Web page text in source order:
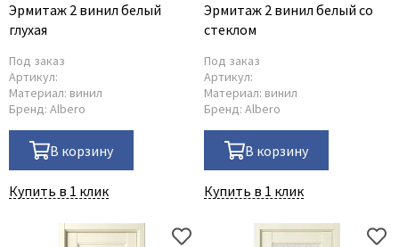
Эрмитаж 2 винил белый
глухая
Под заказ
Артикул:
Материал: винил
Бренд: Albero
В корзину
Купить в 1 клик
Эрмитаж 2 винил белый со
стеклом
Под заказ
Артикул:
Материал: винил
Бренд: Albero
В корзину
Купить в 1 клик